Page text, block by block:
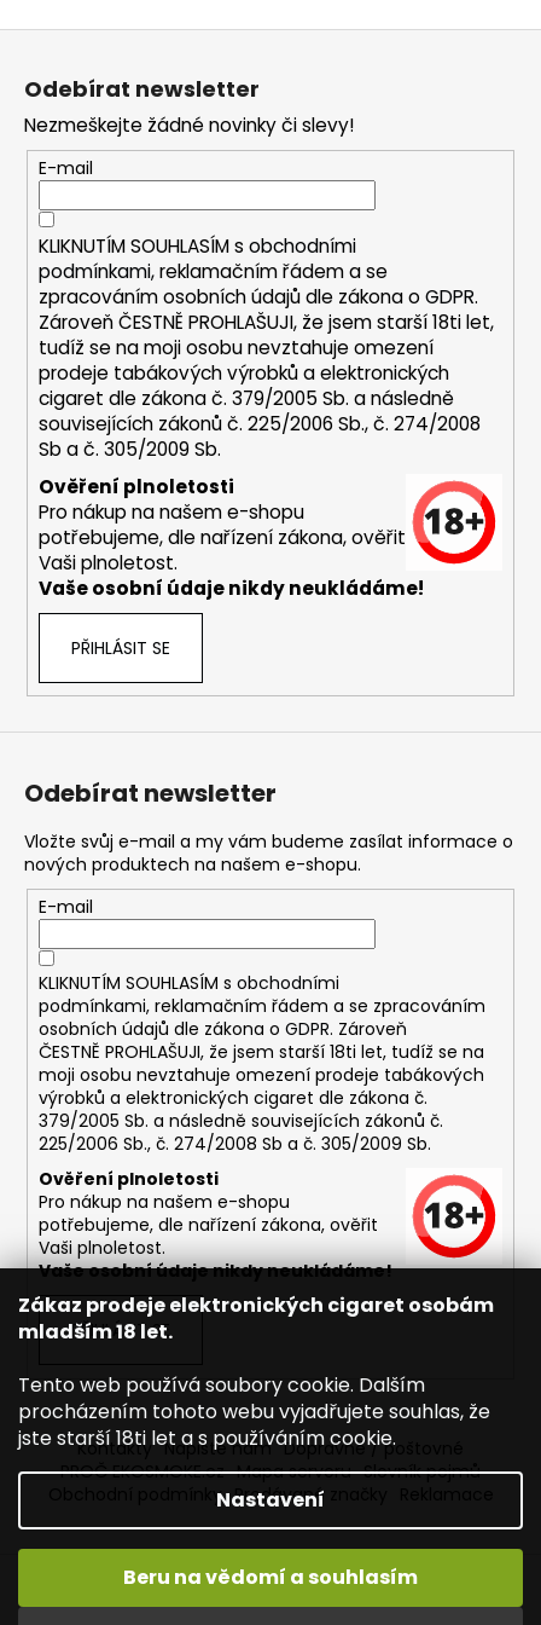
Zákaz prodeje elektronických cigaret osobám
mladším 18 let.
Tento web používá soubory cookie. Dalším
procházením tohoto webu vyjadřujete souhlas, že
jste starší 18ti let a s používáním cookie.
Nastavení
Beru na vědomí a souhlasím
a
í
t
?
HLEDAT
D
o
p
u
SHIP
10ML
18MG
169
Kč
Původně:
195
Kč
Odebírat newsletter
Nezmeškejte žádné novinky či slevy!
E-mail
KLIKNUTÍM SOUHLASÍM s obchodními
podmínkami,reklamačním řádem a se
zpracováním osobních údajů dle zákona oGDPR.
Zároveň ČESTNĚ PROHLAŠUJI, že jsem starší 18ti let,
tudíž se na moji osobu nevztahuje omezení
prodeje tabákových výrobků a elektronických
cigaret dle zákona č. 379/2005 Sb. a následně
souvisejících zákonů č. 225/2006 Sb., č. 274/2008
Sb a č. 305/2009 Sb.
Ověření plnoletosti
Pro nákup na našem e-shopu
potřebujeme, dle nařízení zákona, ověřit
Vaši plnoletost.
Vaše osobní údaje nikdy neukládáme!
PŘIHLÁSIT SE
Odebírat newsletter
Vložte svůj e-mail a my vám budeme zasílat informace o
nových produktech na našem e-shopu.
E-mail
KLIKNUTÍM SOUHLASÍM s obchodními
podmínkami, reklamačním řádem a se zpracováním
osobních údajů dle zákona o GDPR. Zároveň
ČESTNĚ PROHLAŠUJI, že jsem starší 18ti let, tudíž se na
moji osobu nevztahuje omezení prodeje tabákových
výrobků a elektronických cigaret dle zákona č.
379/2005 Sb. a následně souvisejících zákonů č.
225/2006 Sb., č. 274/2008 Sb a č. 305/2009 Sb.
Ověření plnoletosti
Pro nákup na našem e-shopu
potřebujeme, dle nařízení zákona, ověřit
Vaši plnoletost.
Vaše osobní údaje nikdy neukládáme!
PŘIHLÁSIT SE
Kontakty Napište nám Dopravné / poštovné
PROČ EKOSMOKE.cz Mapa serveru Slovník pojmů
Obchodní podmínky Prodávané značky
Vytvořil Shoptet
Copyright 2026EKOSMOKE - Specialista na e-cigarety.